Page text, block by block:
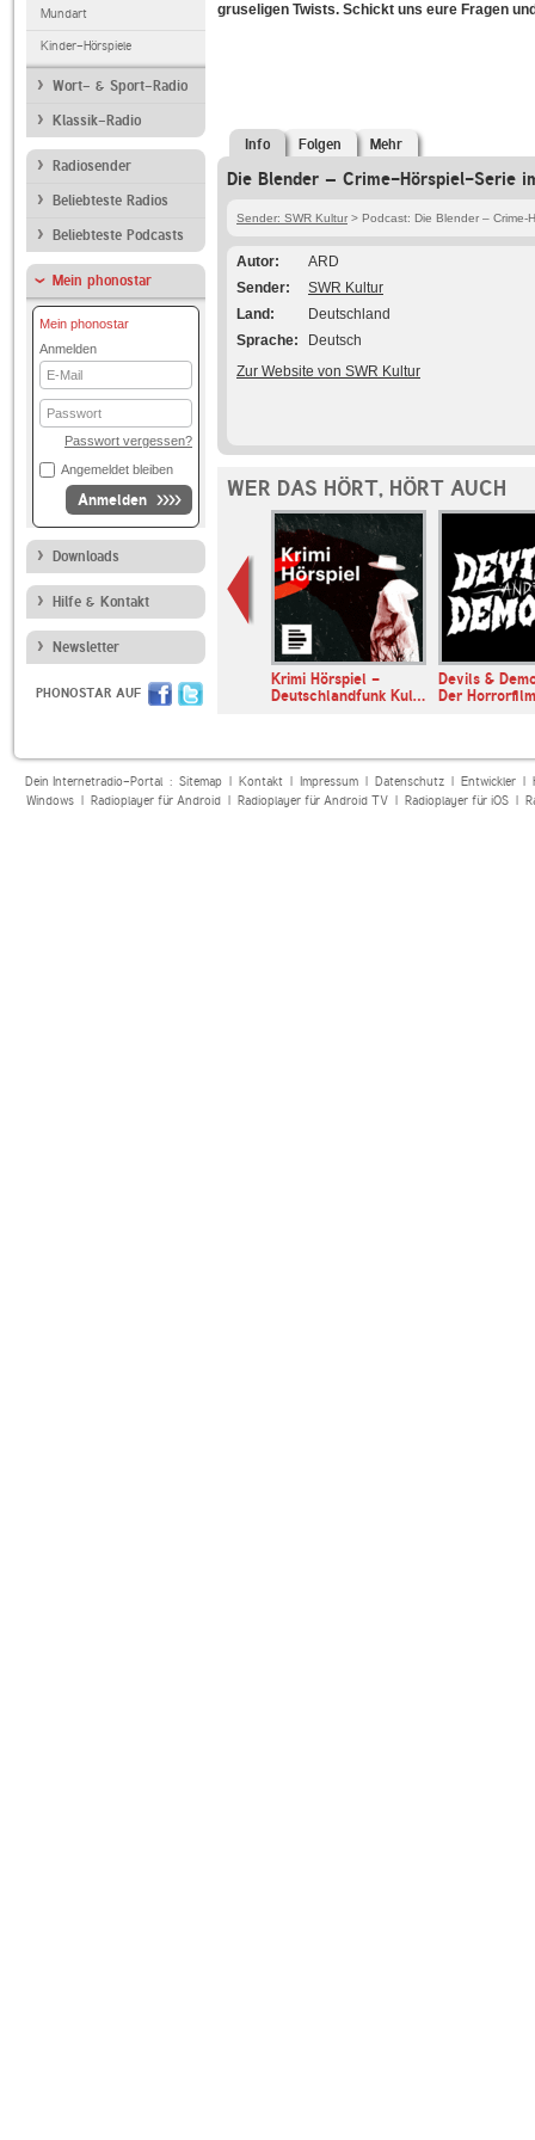
Mundart
Kinder-Hörspiele
Wort- & Sport-Radio
Klassik-Radio
Radiosender
Beliebteste Radios
Beliebteste Podcasts
Mein phonostar
Mein phonostar
Anmelden
E-
Mail
Passwort
Passwort vergessen?
Angemeldet bleiben
Anmelden
Downloads
Hilfe & Kontakt
Newsletter
PHONOSTAR AUF
gruseligen Twists. Schickt uns eure Fragen
Info Folgen Mehr
Die Blender – Crime-Hörspiel-Serie
Sender: SWR Kultur > Podcast: Die Blender – Crime-
Autor
ARD
Sender
SWR Kultur
Land
Deutschland
Sprache
Deutsch
Zur Website von SWR Kultur
WER DAS HÖRT, HÖRT AUCH
Krimi Hörspiel -
Deutschlandfunk Kul…
Devils &
Der
Dein Internetradio-Portal : Sitemap| Kontakt| Impressum| Datenschutz| Entwickler|
Windows| Radioplayer für Android| Radioplayer für Android TV| Radioplayer für iOS|